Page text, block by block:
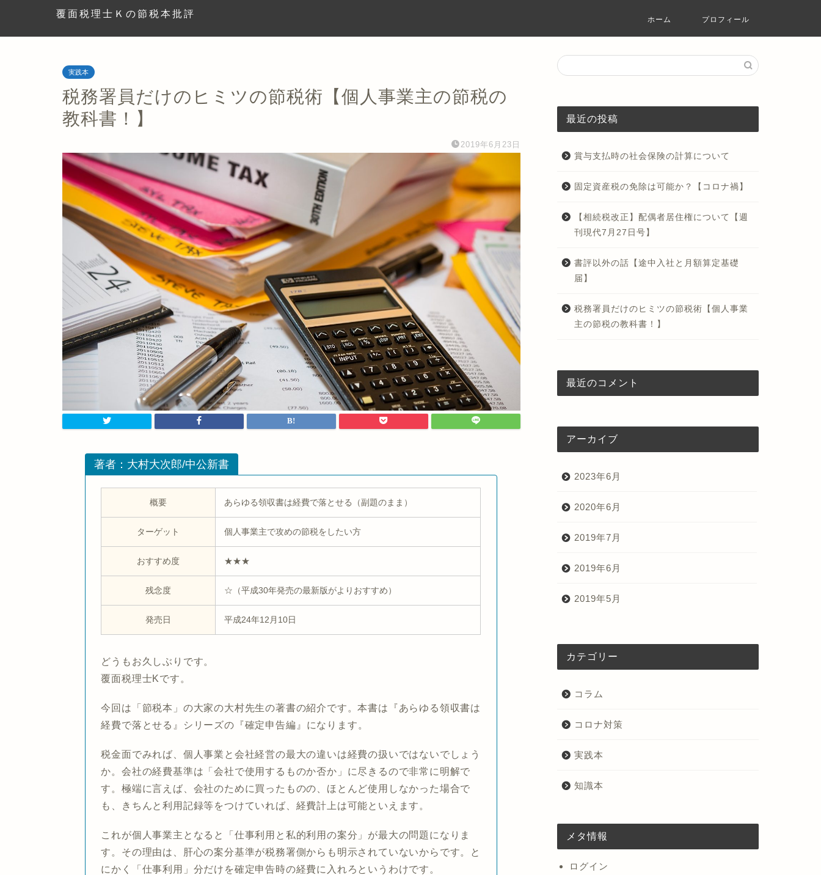
覆面税理士Ｋの節税本批評 ホーム プロフィール
実践本
税務署員だけのヒミツの節税術【個人事業主の節税の
教科書！】
2019年6月23日
著者：大村大次郎/中公新書
概要 あらゆる領収書は経費で落とせる（副題のまま）
ターゲット 個人事業主で攻めの節税をしたい方
おすすめ度 ★★★
残念度 ☆（平成30年発売の最新版がよりおすすめ）
発売日 平成24年12月10日
どうもお久しぶりです。
覆面税理士Kです。
今回は「節税本」の大家の大村先生の著書の紹介です。本書は
『あらゆる領収書は
経費で落とせる』
シリーズの 『確定申告編』 になります。
税金面でみれば、個人事業と会社経営の最大の違いは経費の扱いではないでしょう
か。会社の経費基準は 「会社で使用するものか否か」 に尽きるので非常に明解で
す。極端に言えば、会社のために買ったものの、ほとんど使用しなかった場合で
も、きちんと利用記録等をつけていれば、経費計上は可能といえます。
これが個人事業主となると 「仕事利用と私的利用の案分」 が最大の問題になりま
す。その理由は、肝心の案分基準が税務署側からも明示されていないからです。と
にかく「仕事利用」分だけを確定申告時の経費に入れろというわけです。
最近の投稿
賞与支払時の社会保険の計算について
固定資産税の免除は可能か？【コロナ禍】
【相続税改正】配偶者居住権について【週
刊現代7月27日号】
書評以外の話【途中入社と月額算定基礎
届】
税務署員だけのヒミツの節税術【個人事業
主の節税の教科書！】
最近のコメント
アーカイブ
2023年6月
2020年6月
2019年7月
2019年6月
2019年5月
カテゴリー
コラム
コロナ対策
実践本
知識本
メタ情報
ログイン